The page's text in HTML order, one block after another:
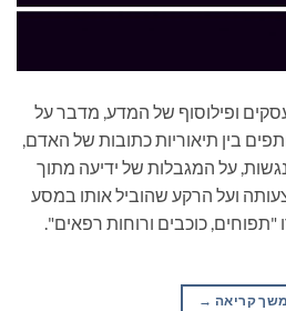
ופילוסוף של המדע, מדבר על
בין תיאוריות כתובות של האדם,
על המגבלות של ידיעה מתוך
ועל הרקע שהוביל אותו במסע
"תפוחים, כוכבים ורוחות רפאים".
קריאה →